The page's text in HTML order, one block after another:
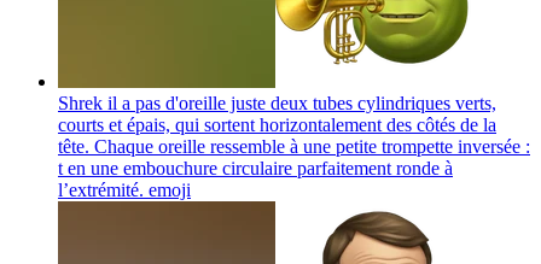
Shrek il a pas d'oreille juste deux tubes cylindriques verts,
courts et épais, qui sortent horizontalement des côtés de la
tête. Chaque oreille ressemble à une petite trompette inversée :
t en une embouchure circulaire parfaitement ronde à
l’extrémité. emoji